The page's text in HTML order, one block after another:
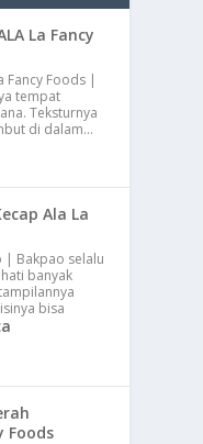
La Fancy
Fancy Foods |
tempat
Teksturnya
di dalam…
Ala La
| Bakpao selalu
banyak
bisa
Foods